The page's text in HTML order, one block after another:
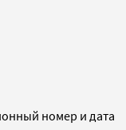
номер и дата